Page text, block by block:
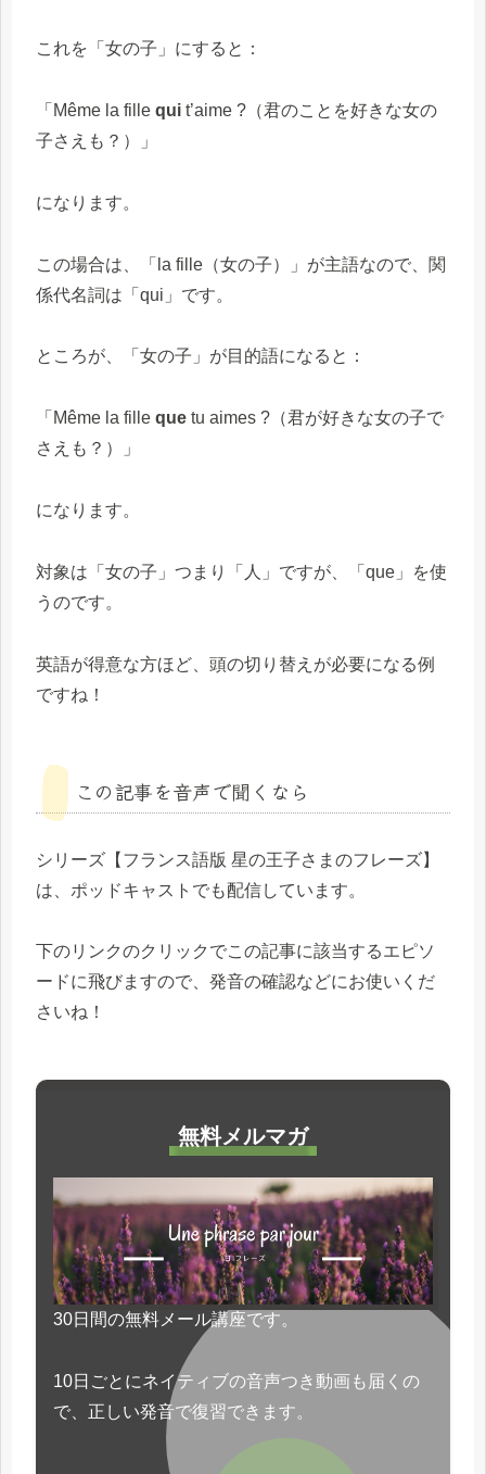
これを「女の子」にすると：
「Même la fille qui t’aime ?（君のことを好きな女の
子さえも？）」
になります。
この場合は、「la fille（女の子）」が主語なので、関
係代名詞は「qui」です。
ところが、「女の子」が目的語になると：
「Même la fille que tu aimes ?（君が好きな女の子で
さえも？）」
になります。
対象は「女の子」つまり「人」ですが、「que」を使
うのです。
英語が得意な方ほど、頭の切り替えが必要になる例
ですね！
この記事を音声で聞くなら
シリーズ【フランス語版 星の王子さまのフレーズ】
は、ポッドキャストでも配信しています。
下のリンクのクリックでこの記事に該当するエピソ
ードに飛びますので、発音の確認などにお使いくだ
さいね！
無料メルマガ
30日間の無料メール講座です。
10日ごとにネイティブの音声つき動画も届くの
で、正しい発音で復習できます。